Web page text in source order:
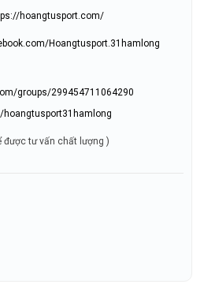
hoangtusport.com/
Hoangtusport.31hamlong
groups/299454711064290
hoangtusport31hamlong
tư vấn chất lượng )